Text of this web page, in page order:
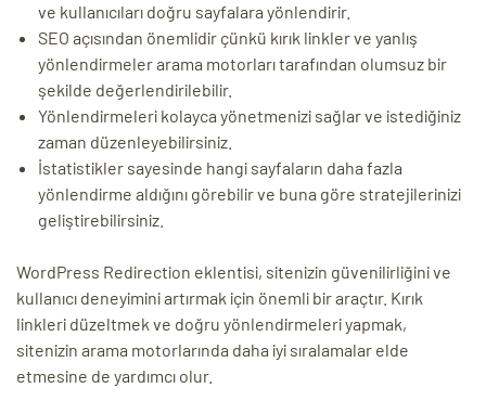
ve kullanıcıları doğru sayfalara yönlendirir.
SEO açısından önemlidir çünkü kırık linkler ve yanlış
yönlendirmeler arama motorları tarafından olumsuz bir
şekilde değerlendirilebilir.
Yönlendirmeleri kolayca yönetmenizi sağlar ve istediğiniz
zaman düzenleyebilirsiniz.
İstatistikler sayesinde hangi sayfaların daha fazla
yönlendirme aldığını görebilir ve buna göre stratejilerinizi
geliştirebilirsiniz.
WordPress Redirection eklentisi, sitenizin güvenilirliğini ve
kullanıcı deneyimini artırmak için önemli bir araçtır. Kırık
linkleri düzeltmek ve doğru yönlendirmeleri yapmak,
sitenizin arama motorlarında daha iyi sıralamalar elde
etmesine de yardımcı olur.